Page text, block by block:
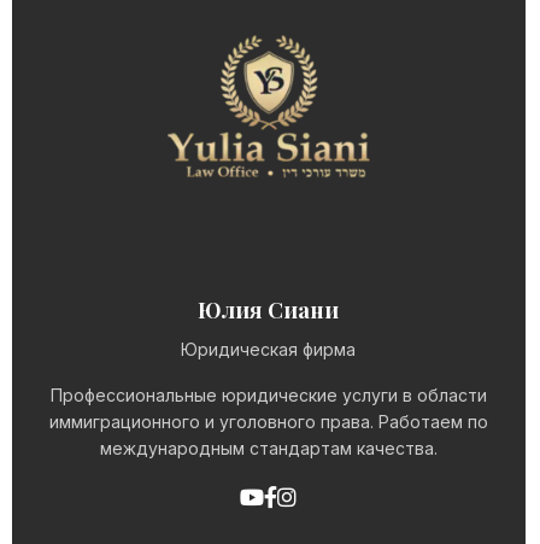
Юлия Сиани
Юридическая фирма
Профессиональные юридические услуги в области
иммиграционного и уголовного права. Работаем по
международным стандартам качества.